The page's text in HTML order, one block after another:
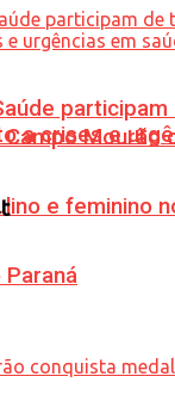
Mourão
e feminino
Paraná
a crises e